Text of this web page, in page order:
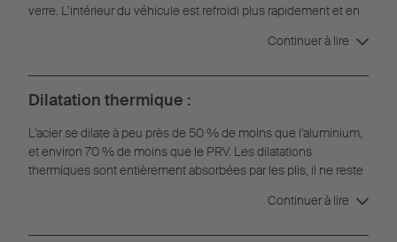
verre. L’intérieur du véhicule est refroidi plus rapidement et en
Continuer à lire
Dilatation thermique :
L’acier se dilate à peu près de 50 % de moins que l’aluminium,
et environ 70 % de moins que le PRV. Les dilatations
thermiques sont entièrement absorbées par les plis, il ne reste
Continuer à lire